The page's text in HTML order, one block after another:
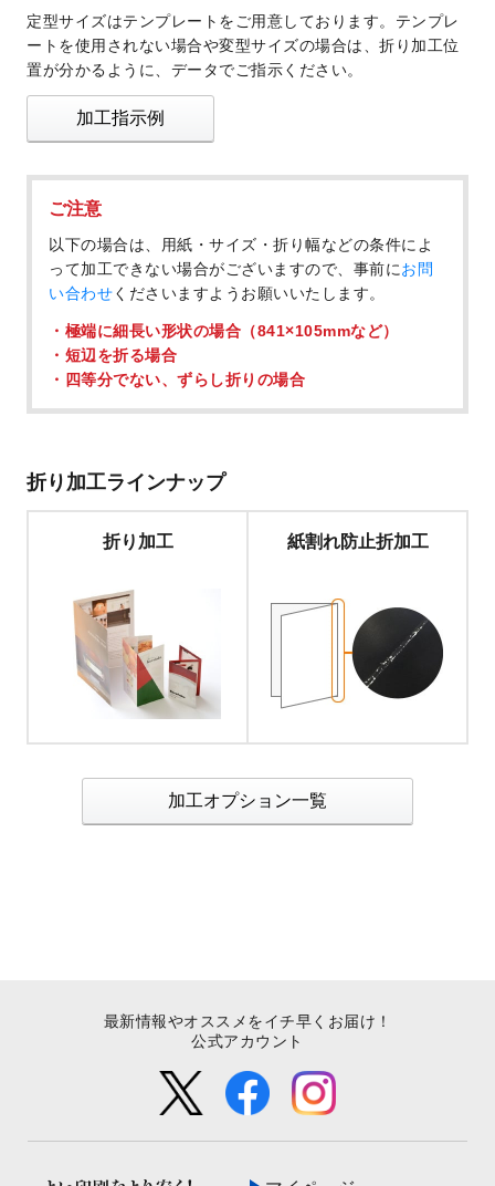
定型サイズはテンプレートをご用意しております。テンプレ
ートを使用されない場合や変型サイズの場合は、折り加工位
置が分かるように、データでご指示ください。
加工指示例
ご注意
以下の場合は、用紙・サイズ・折り幅などの条件によ
って加工できない場合がございますので、事前にお問
い合わせくださいますようお願いいたします。
極端に細長い形状の場合（841×105mmなど）
短辺を折る場合
四等分でない、ずらし折りの場合
折り加工ラインナップ
折り加工 紙割れ防止折加工
加工オプション一覧
最新情報やオススメをイチ早くお届け！
公式アカウント